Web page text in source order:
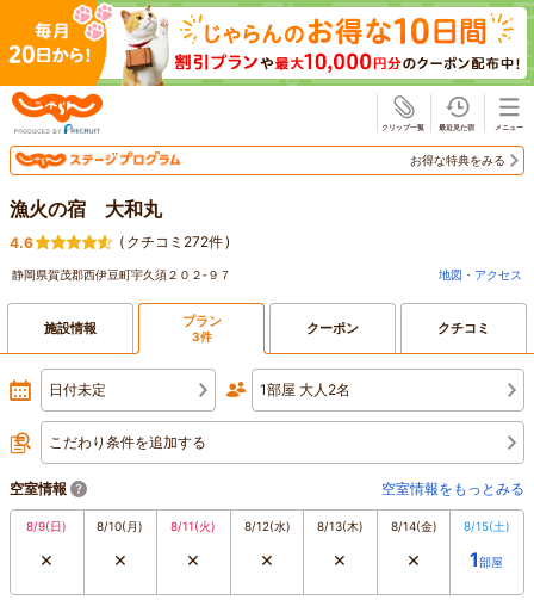
お得な特典をみる
漁火の宿 大和丸
4.6 ( クチコミ272件)
静岡県賀茂郡西伊豆町宇久須２０２‐９７ 地図・アクセス
施設情報 プラン
3件 クーポン クチコミ
日付未定 1部屋 大人2名
こだわり条件を追加する
空室情報 空室情報をもっとみる
8/9(日)
×
8/10(月)
×
8/11(火)
×
8/12(水)
×
8/13(木)
×
8/14(金)
×
8/15(土)
1部屋